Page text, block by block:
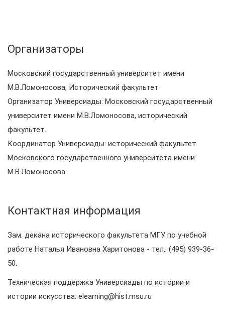
Организаторы
Московский государственный университет имени
М.В.Ломоносова, Исторический факультет
Организатор Универсиады: Московский государственный
университет имени М.В.Ломоносова, исторический
факультет.
Координатор Универсиады: исторический факультет
Московского государственного университета имени
М.В.Ломоносова.
Контактная информация
Зам. декана исторического факультета МГУ по учебной
работе Наталья Ивановна Харитонова - тел.: (495) 939-36-
50.
Техническая поддержка Универсиады по истории и
истории искусства: elearning@hist.msu.ru